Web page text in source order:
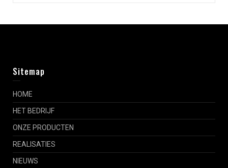
Sitemap
HOME
HET BEDRIJF
ONZE PRODUCTEN
REALISATIES
NIEUWS